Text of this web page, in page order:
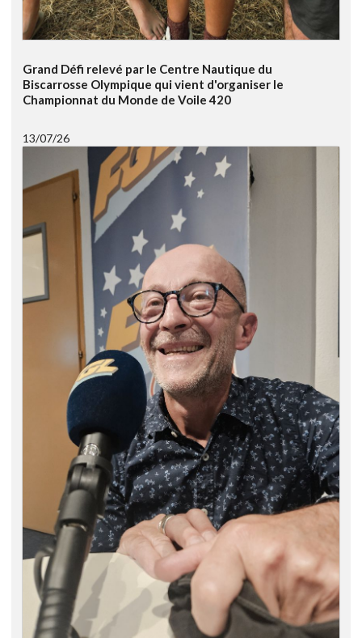
Grand Défi relevé par le Centre Nautique du
Biscarrosse Olympique qui vient d'organiser le
Championnat du Monde de Voile 420
13/07/26